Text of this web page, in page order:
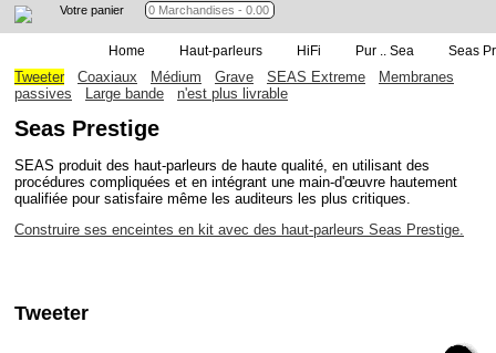
Votre panier
Home Haut-parleurs HiFi Pur .. Sea Seas
Tweeter Coaxiaux Médium Grave SEAS Extreme
Membranes
passives
Large bande n'est plus livrable
Seas Prestige
SEAS produit des haut-parleurs de haute qualité, en utilisant des
procédures compliquées et en intégrant une main-d'œuvre hautement
qualifiée pour satisfaire même les auditeurs les plus critiques.
Construire ses enceintes en kit avec des haut-parleurs Seas Prestige.
Tweeter